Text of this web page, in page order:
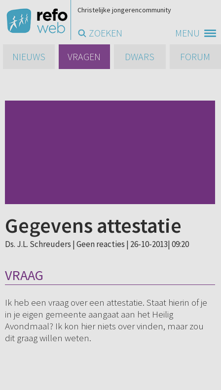
MENU
Christelijke jongerencommunity
ZOEKEN
NIEUWS
VRAGEN DWARS FORUM
Gegevens attestatie
Ds. J.L. Schreuders | Geen reacties | 26-10-2013| 09:20
VRAAG
Ik heb een vraag over een attestatie. Staat hierin of je
in je eigen gemeente aangaat aan het Heilig
Avondmaal? Ik kon hier niets over vinden, maar zou
dit graag willen weten.